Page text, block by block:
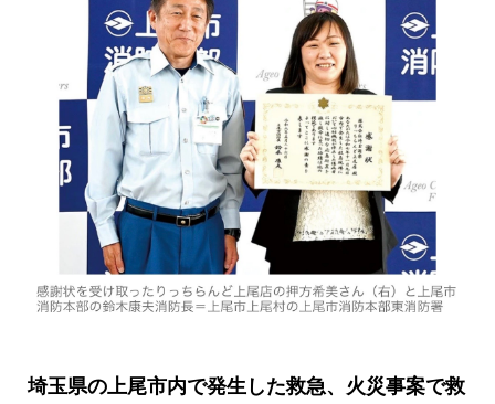
埼玉県の上尾市内で発生した救急、火災事案で救